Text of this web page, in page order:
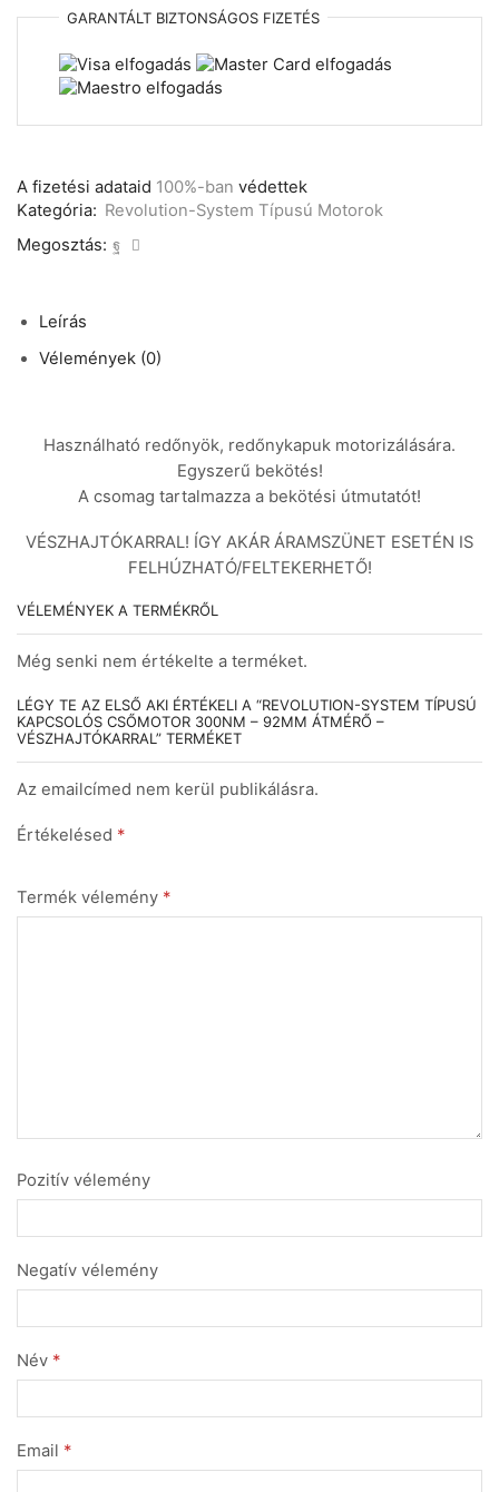
átmérő
Vészhajtókarral
mennyiség
GARANTÁLT BIZTONSÁGOS FIZETÉS
A fizetési adataid 100%-ban védettek
Kategória: Revolution-System Típusú Motorok
Megosztás:
Leírás
Vélemények (0)
Használható redőnyök, redőnykapuk motorizálására.
Egyszerű bekötés!
A csomag tartalmazza a bekötési útmutatót!
VÉSZHAJTÓKARRAL! ÍGY AKÁR ÁRAMSZÜNET ESETÉN IS
FELHÚZHATÓ/FELTEKERHETŐ!
VÉLEMÉNYEK A TERMÉKRŐL
Még senki nem értékelte a terméket.
LÉGY TE AZ ELSŐ AKI ÉRTÉKELI A “REVOLUTION-SYSTEM TÍPUSÚ
KAPCSOLÓS CSŐMOTOR 300NM – 92MM ÁTMÉRŐ –
VÉSZHAJTÓKARRAL” TERMÉKET
Az emailcímed nem kerül publikálásra.
Értékelésed *
Termék vélemény *
Pozitív vélemény
Negatív vélemény
Név *
Email *